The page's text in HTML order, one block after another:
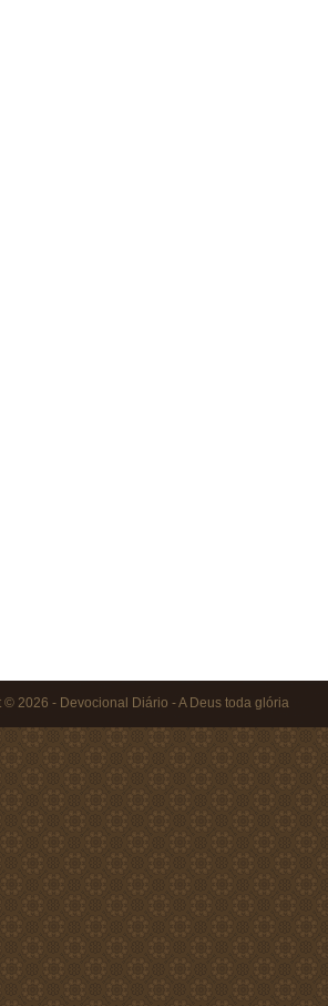
© 2026 - Devocional Diário - A Deus toda glória